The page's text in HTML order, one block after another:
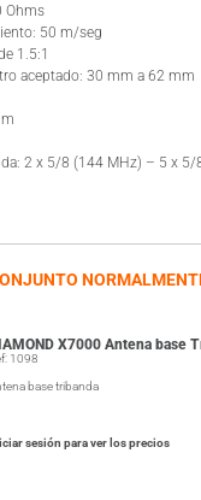
Ohms
50 m/seg
1.5:1
aceptado: 30 mm a 62 mm
2 x 5/8 (144 MHz) – 5 x
X7000 Antena base
1098
base tribanda
sesión para ver los precios